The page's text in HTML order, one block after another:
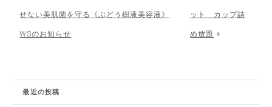
せない美肌菌を守る《ぶどう樹液美容液》
WSのお知らせ
ット カップ詰
め放題 »
最近の投稿